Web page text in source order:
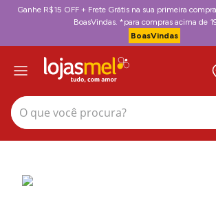
Ganhe R$15 OFF + Frete Grátis na sua primeira
BoasVindas. *para compras acima de
BoasVindas
O que você procura?